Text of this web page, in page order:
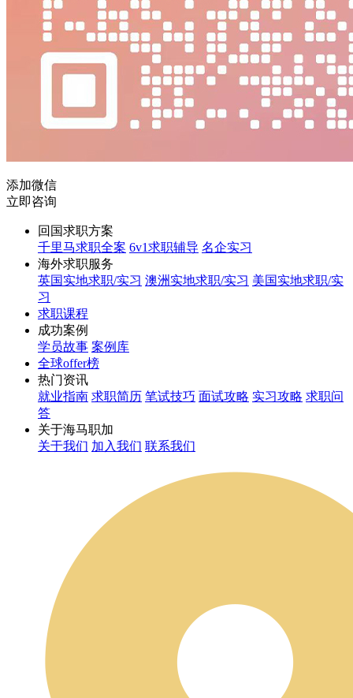
添加微信
立即咨询
回国求职方案
千里马求职全案 6v1求职辅导 名企实习
海外求职服务
英国实地求职/实习 澳洲实地求职/实习 美国实地求职/实
习
求职课程
成功案例
学员故事 案例库
全球offer榜
热门资讯
就业指南 求职简历 笔试技巧 面试攻略 实习攻略 求职问
答
关于海马职加
关于我们 加入我们 联系我们